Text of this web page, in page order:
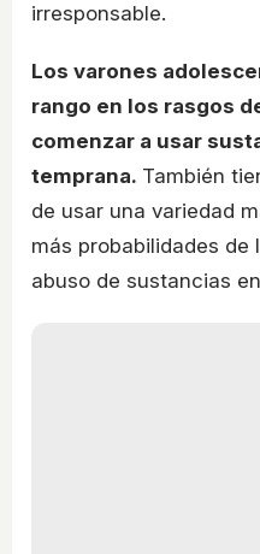
irresponsable.
Los varones
rango en los rasgos
comenzar a usar
temprana. También
de usar una variedad
más probabilidades de
abuso de sustancias